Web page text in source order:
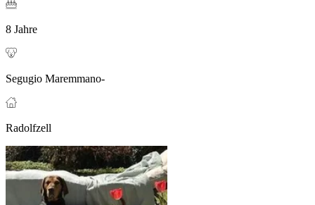
8 Jahre
Segugio Maremmano-
Radolfzell